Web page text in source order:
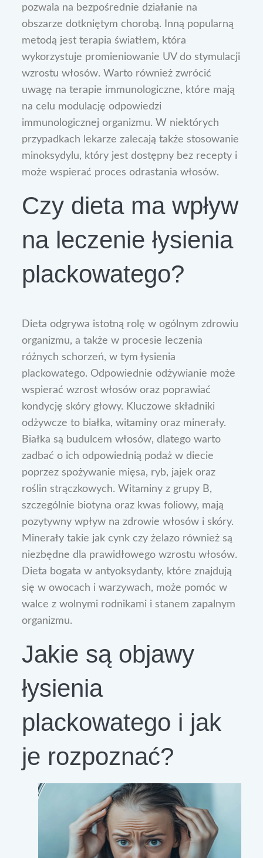
pozwala na bezpośrednie działanie na
obszarze dotkniętym chorobą. Inną popularną
metodą jest terapia światłem, która
wykorzystuje promieniowanie UV do stymulacji
wzrostu włosów. Warto również zwrócić
uwagę na terapie immunologiczne, które mają
na celu modulację odpowiedzi
immunologicznej organizmu. W niektórych
przypadkach lekarze zalecają także stosowanie
minoksydylu, który jest dostępny bez recepty i
może wspierać proces odrastania włosów.
Czy dieta ma wpływ
na leczenie łysienia
plackowatego?
Dieta odgrywa istotną rolę w ogólnym zdrowiu
organizmu, a także w procesie leczenia
różnych schorzeń, w tym łysienia
plackowatego. Odpowiednie odżywianie może
wspierać wzrost włosów oraz poprawiać
kondycję skóry głowy. Kluczowe składniki
odżywcze to białka, witaminy oraz minerały.
Białka są budulcem włosów, dlatego warto
zadbać o ich odpowiednią podaż w diecie
poprzez spożywanie mięsa, ryb, jajek oraz
roślin strączkowych. Witaminy z grupy B,
szczególnie biotyna oraz kwas foliowy, mają
pozytywny wpływ na zdrowie włosów i skóry.
Minerały takie jak cynk czy żelazo również są
niezbędne dla prawidłowego wzrostu włosów.
Dieta bogata w antyoksydanty, które znajdują
się w owocach i warzywach, może pomóc w
walce z wolnymi rodnikami i stanem zapalnym
organizmu.
Jakie są objawy
łysienia
plackowatego i jak
je rozpoznać?